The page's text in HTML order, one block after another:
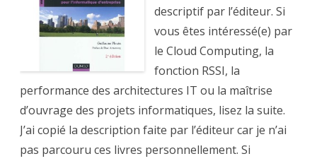
l’architecture
IT
et
la
projets
descriptif par l’éditeur. Si
vous êtes intéressé(e) par
le Cloud Computing, la
fonction RSSI, la
performance des architectures IT ou la maîtrise
d’ouvrage des projets informatiques, lisez la suite.
J’ai copié la description faite par l’éditeur car je n’ai
pas parcouru ces livres personnellement. Si